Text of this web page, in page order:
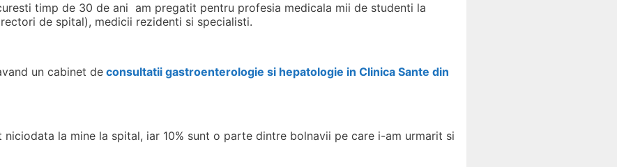
timp de 30 de ani am pregatit pentru profesia medicala mii de studenti la
de spital), medicii rezidenti si specialisti.
un cabinet de consultatii gastroenterologie si hepatologie in Clinica Sante din
la mine la spital, iar 10% sunt o parte dintre bolnavii pe care i-am urmarit si